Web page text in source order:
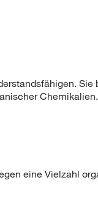
Sie
Chemikalien.
eine Vielzahl